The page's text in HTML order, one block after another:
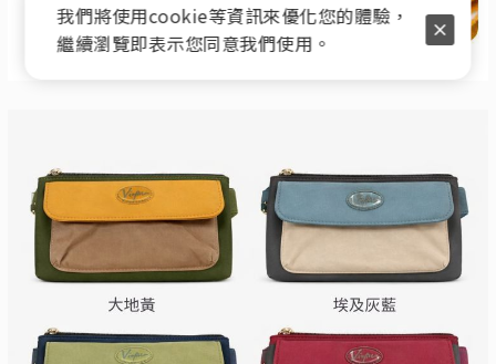
我們將使用cookie等資訊來優化您的體驗，
繼續瀏覽即表示您同意我們使用。